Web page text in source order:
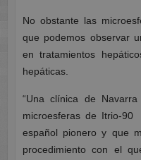
No obstante las
que podemos observar
en tratamientos
hepáticas.
“Una clínica de
microesferas de Itrio-
español pionero y que
procedimiento con el